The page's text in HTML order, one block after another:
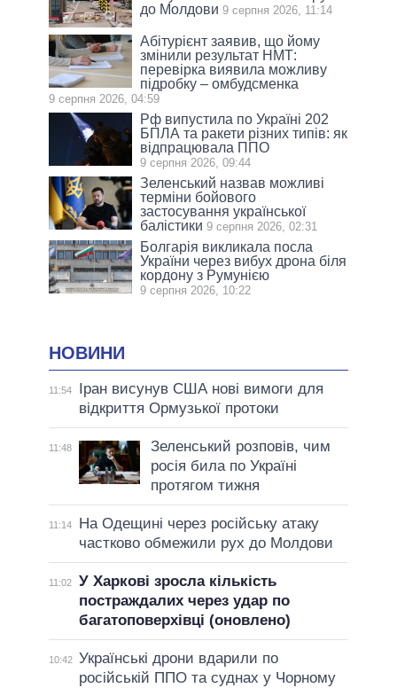
до Молдови 9 серпня 2026, 11:14
Абітурієнт заявив, що йому
змінили результат НМТ:
перевірка виявила можливу
підробку – омбудсменка
9 серпня 2026, 04:59
Рф випустила по Україні 202
БПЛА та ракети різних типів: як
відпрацювала ППО
9 серпня 2026, 09:44
Зеленський назвав можливі
терміни бойового
застосування української
балістики 9 серпня 2026, 02:31
Болгарія викликала посла
України через вибух дрона біля
кордону з Румунією
9 серпня 2026, 10:22
НОВИНИ
11:54
Іран висунув США нові вимоги для
відкриття Ормузької протоки
11:48
Зеленський розповів, чим
росія била по Україні
протягом тижня
11:14
На Одещині через російську атаку
частково обмежили рух до Молдови
11:02
У Харкові зросла кількість
постраждалих через удар по
багатоповерхівці (оновлено)
10:42 Українські дрони вдарили по
російській ППО та суднах у Чорному